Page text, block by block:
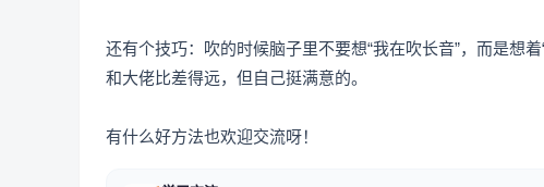
还有个技巧：吹的时候脑子里不要想“我在吹长音”，而是想
和大佬比差得远，但自己挺满意的。
有什么好方法也欢迎交流呀！